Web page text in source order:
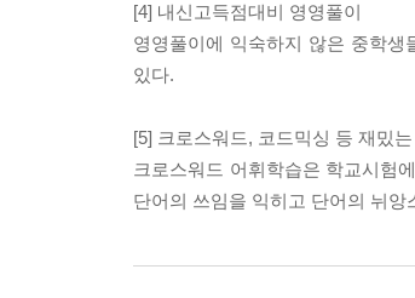
[4] 내신고득점대비 영영풀이
영영풀이에 익숙하지 않은 중학
있다.
[5] 크로스워드, 코드믹싱 등 재밌
크로스워드 어휘학습은 학교시험
단어의 쓰임을 익히고 단어의 뉘앙